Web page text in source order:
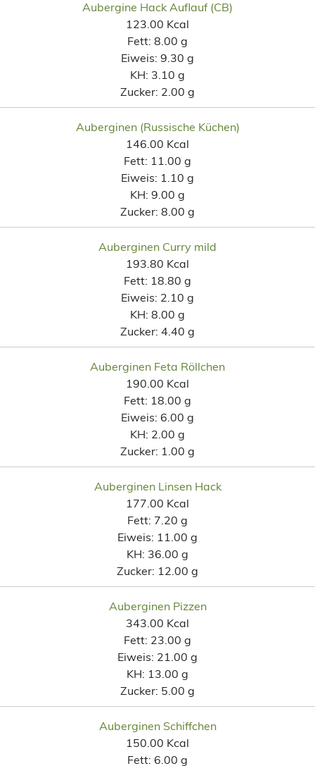
Aubergine Hack Auflauf (CB)
123.00 Kcal
Fett: 8.00 g
Eiweis: 9.30 g
KH: 3.10 g
Zucker: 2.00 g
Auberginen (Russische Küchen)
146.00 Kcal
Fett: 11.00 g
Eiweis: 1.10 g
KH: 9.00 g
Zucker: 8.00 g
Auberginen Curry mild
193.80 Kcal
Fett: 18.80 g
Eiweis: 2.10 g
KH: 8.00 g
Zucker: 4.40 g
Auberginen Feta Röllchen
190.00 Kcal
Fett: 18.00 g
Eiweis: 6.00 g
KH: 2.00 g
Zucker: 1.00 g
Auberginen Linsen Hack
177.00 Kcal
Fett: 7.20 g
Eiweis: 11.00 g
KH: 36.00 g
Zucker: 12.00 g
Auberginen Pizzen
343.00 Kcal
Fett: 23.00 g
Eiweis: 21.00 g
KH: 13.00 g
Zucker: 5.00 g
Auberginen Schiffchen
150.00 Kcal
Fett: 6.00 g